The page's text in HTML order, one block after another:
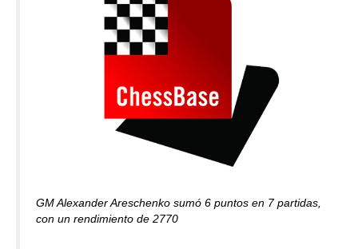
GM Alexander Areschenko sumó 6 puntos en 7 partidas,
con un rendimiento de 2770